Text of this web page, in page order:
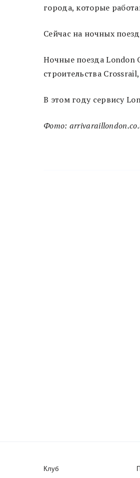
города, которые
Сейчас на ночных
Ночные поезда London
строительства
В этом году сервису
Фото:
Клуб